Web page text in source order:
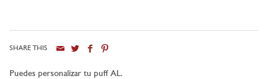
SHARE THIS
Puedes personalizar tu puff AL.
Ciudad